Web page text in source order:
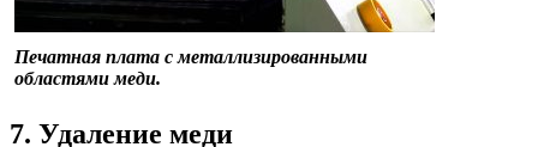
Печатная плата с металлизированными
областями меди.
7. Удаление меди